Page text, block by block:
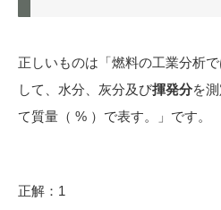
正しいものは「燃料の工業分析で
して、水分、灰分及び揮発分を
て質量（ % ）で表す。」です。
正解：1